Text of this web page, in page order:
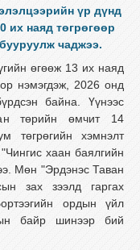
үр дүнд
их наяд төгрөгөөр
чаджээ.
өгөөж 13 их наяд
нэмэгдэж, 2026 онд
байна. Үүнээс
төрийн өмчит 14
төгрөгийн хэмнэлт
хаан баялгийн
Мөн "Эрдэнэс Таван
зах зээлд гаргах
ордын үйл
байр шинээр бий